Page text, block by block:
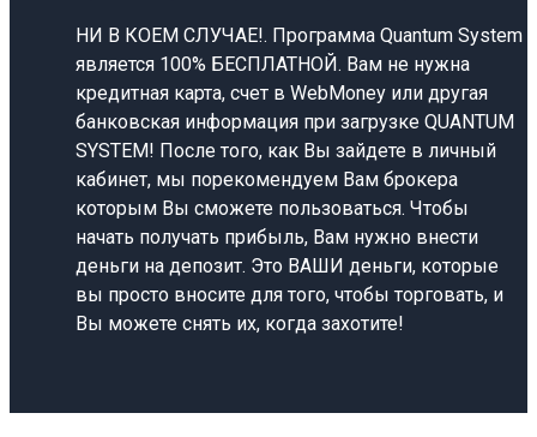
НИ В КОЕМ СЛУЧАЕ!. Программа Quantum System
является 100% БЕСПЛАТНОЙ. Вам не нужна
кредитная карта, счет в WebMoney или другая
банковская информация при загрузке QUANTUM
SYSTEM! После того, как Вы зайдете в личный
кабинет, мы порекомендуем Вам брокера
которым Вы сможете пользоваться. Чтобы
начать получать прибыль, Вам нужно внести
деньги на депозит. Это ВАШИ деньги, которые
вы просто вносите для того, чтобы торговать, и
Вы можете снять их, когда захотите!